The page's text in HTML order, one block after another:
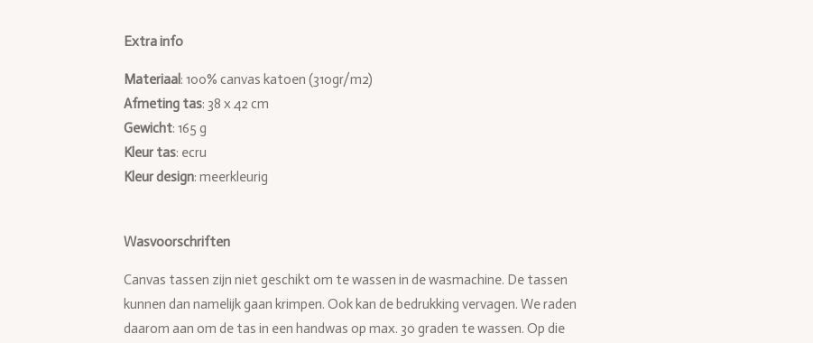
Extra info
Materiaal : 100% canvas katoen (310gr/m2)
Afmeting tas: 38 x 42 cm
Gewicht: 165 g
Kleur tas: ecru
Kleur design: meerkleurig
Wasvoorschriften
Canvas tassen zijn niet geschikt om te wassen in de wasmachine. De tassen
kunnen dan namelijk gaan krimpen. Ook kan de bedrukking vervagen. We raden
daarom aan om de tas in een handwas op max. 30 graden te wassen. Op die